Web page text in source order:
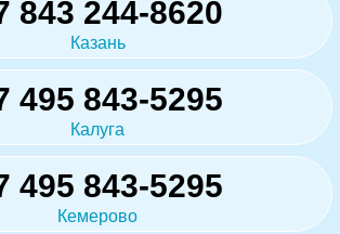
843 244-8620
Казань
495 843-5295
Калуга
495 843-5295
Кемерово